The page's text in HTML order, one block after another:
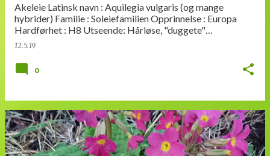
Akeleie Latinsk navn : Aquilegia vulgaris (og mange
hybrider) Familie : Soleiefamilien Opprinnelse : Europa
Hardførhet : H8 Utseende: Hårløse, "duggete"
sammensatte bla…
12.5.19
0